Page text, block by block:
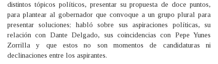
distintos tópicos políticos, presentar su propuesta de doce puntos,
para plantear al gobernador que convoque a un grupo plural para
presentar soluciones; habló sobre sus aspiraciones políticas, su
relación con Dante Delgado, sus coincidencias con Pepe Yunes
Zorrilla y que estos no son momentos de candidaturas ni
declinaciones entre los aspirantes.